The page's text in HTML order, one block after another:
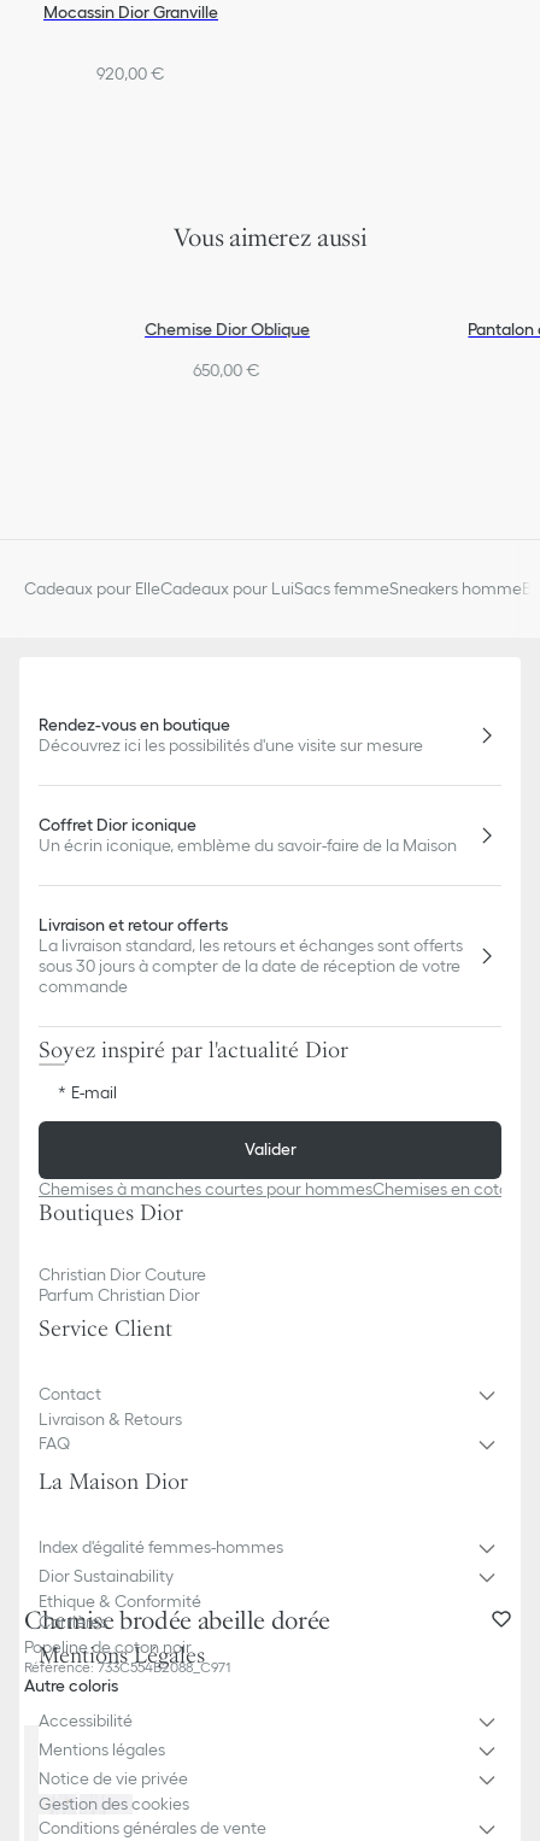
Chemise brodée abeille dorée
Popeline de coton noir
Référence:733C554B2088_C971
Autre coloris
Mocassin Dior Granville
920,00 €
Vous aimerez aussi
Chemise Dior Oblique
650,00 €
Pantalon
Cadeaux pour ElleCadeaux pour LuiSacs femmeSneakers homme
Rendez-vous en boutique
Découvrez ici les possibilités d'une visite sur mesure
Coffret Dior iconique
Un écrin iconique, emblème du savoir-faire de la Maison
Livraison et retour offerts
La livraison standard, les retours et échanges sont offerts
sous 30 jours à compter de la date de réception de votre
commande
Soyez inspiré par l'actualité Dior
E-mail
Valider
Chemises à manches courtes pour hommesChemises en coton
Boutiques Dior
Christian Dior Couture
Parfum Christian Dior
Service Client
Contact
Livraison & Retours
FAQ
La Maison Dior
Index d'égalité femmes-hommes
Dior Sustainability
Ethique & Conformité
Carrières
Mentions Légales
Accessibilité
Mentions légales
Notice de vie privée
Gestion des cookies
Conditions générales de vente